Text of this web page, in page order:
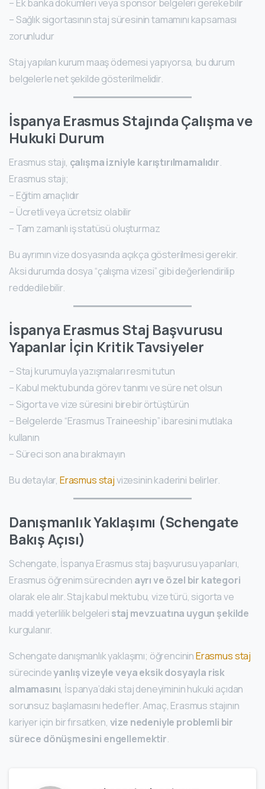
– Ek banka dökümleri veya sponsor belgeleri gerekebilir
– Sağlık sigortasının staj süresinin tamamını kapsaması
zorunludur
Staj yapılan kurum maaş ödemesi yapıyorsa, bu durum
belgelerle net şekilde gösterilmelidir.
İspanya Erasmus Stajında Çalışma ve
Hukuki Durum
Erasmus stajı, çalışma izniyle karıştırılmamalıdır.
Erasmus stajı;
– Eğitim amaçlıdır
– Ücretli veya ücretsiz olabilir
– Tam zamanlı iş statüsü oluşturmaz
Bu ayrımın vize dosyasında açıkça gösterilmesi gerekir.
Aksi durumda dosya “çalışma vizesi” gibi değerlendirilip
reddedilebilir.
İspanya Erasmus Staj Başvurusu
Yapanlar İçin Kritik Tavsiyeler
– Staj kurumuyla yazışmaları resmi tutun
– Kabul mektubunda görev tanımı ve süre net olsun
– Sigorta ve vize süresini birebir örtüştürün
– Belgelerde “Erasmus Traineeship” ibaresini mutlaka
kullanın
– Süreci son ana bırakmayın
Bu detaylar, Erasmus stajvizesinin kaderini belirler.
Danışmanlık Yaklaşımı (Schengate
Bakış Açısı)
Schengate, İspanya Erasmus staj başvurusu yapanları,
Erasmus öğrenim sürecinden ayrı ve özel bir kategori
olarak ele alır. Staj kabul mektubu, vize türü, sigorta ve
maddi yeterlilik belgeleri staj mevzuatına uygun şekilde
kurgulanır.
Schengate danışmanlık yaklaşımı; öğrencininErasmus staj
sürecindeyanlış vizeyle veya eksik dosyayla risk
almamasını, İspanya’daki staj deneyiminin hukuki açıdan
sorunsuz başlamasını hedefler. Amaç, Erasmus stajının
kariyer için bir fırsatken, vize nedeniyle problemli bir
sürece dönüşmesini engellemektir.